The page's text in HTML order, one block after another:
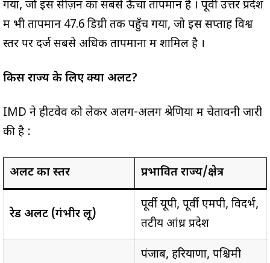
गया, जो इस सीज़न का सबसे ऊँचा तापमान है । पूर्वी उत्तर प्रदेश
में भी तापमान 47.6 डिग्री तक पहुँच गया, जो इस सप्ताह विश्व
स्तर पर दर्ज सबसे अधिक तापमानों में शामिल है ।
किस राज्य के लिए क्या अलर्ट?
IMD ने हीटवेव को लेकर अलग-अलग श्रेणियों में चेतावनी जारी
की है :
अलर्ट का स्तर प्रभावित राज्य/क्षेत्र
रेड अलर्ट (गंभीर लू)
पूर्वी यूपी, पूर्वी एमपी, विदर्भ,
तटीय आंध्र प्रदेश
पंजाब, हरियाणा, पश्चिमी